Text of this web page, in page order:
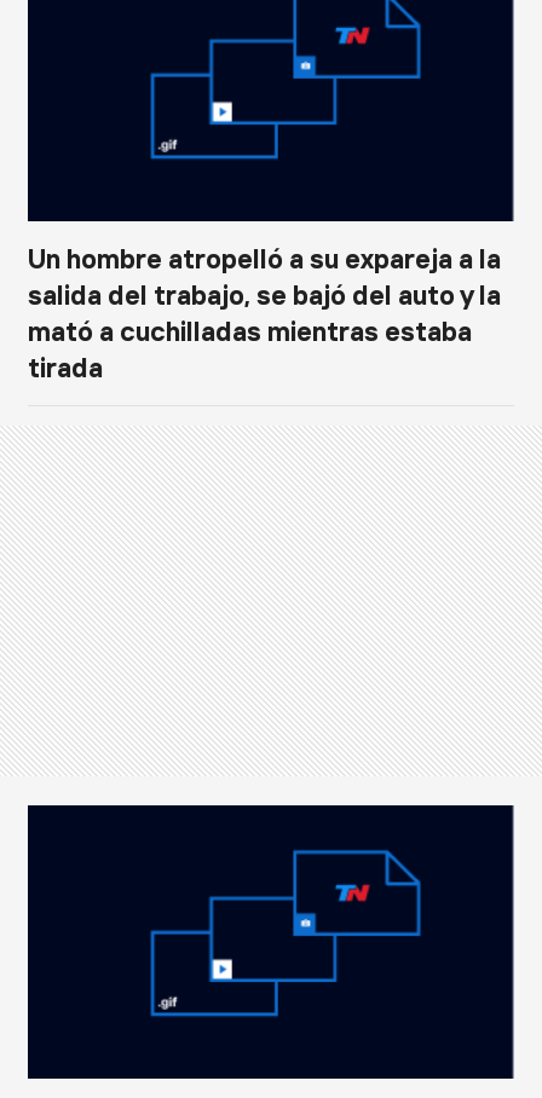
Un hombre atropelló a su expareja a la
salida del trabajo, se bajó del auto y la
mató a cuchilladas mientras estaba
tirada